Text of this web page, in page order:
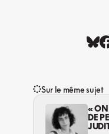
Sur le même sujet
« ON
DE